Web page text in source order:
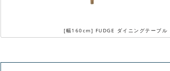
[幅160cm] FUDGE ダイニングテーブル